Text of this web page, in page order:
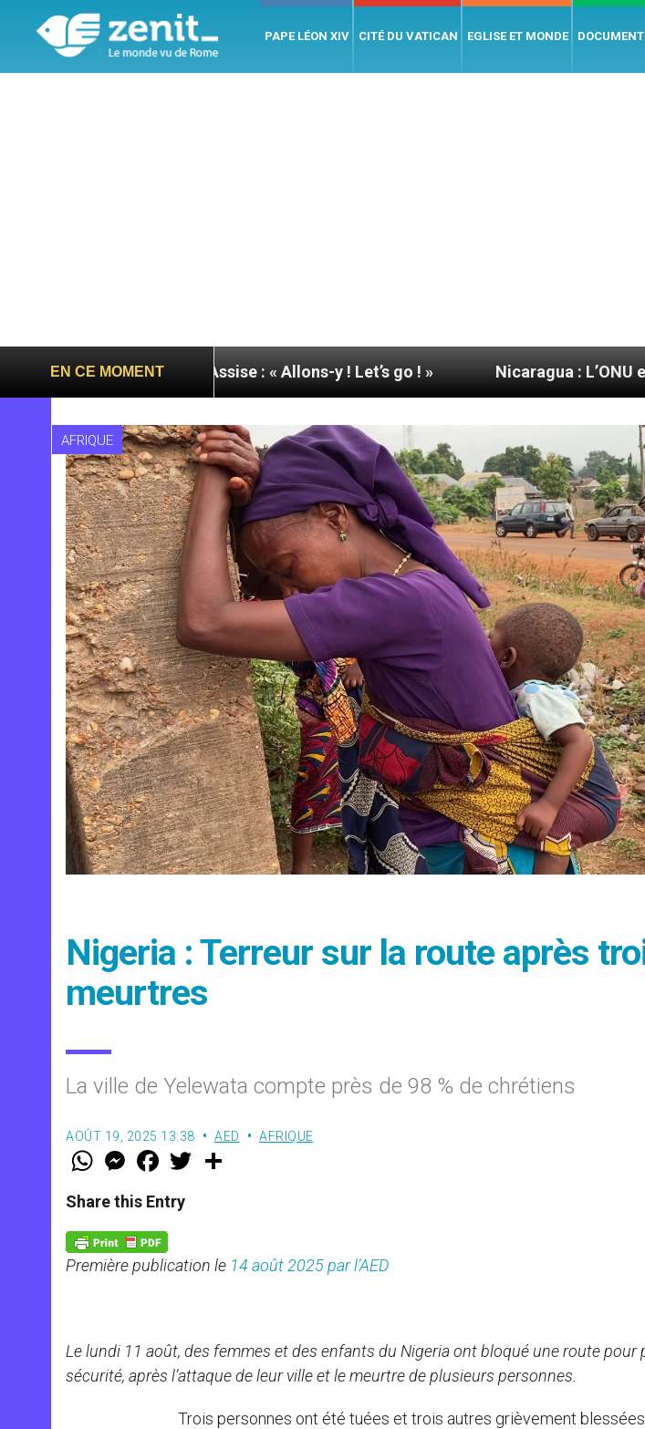
PAPE LÉON XIV CITÉ DU VATICAN EGLISE ET MONDE
EN CE MOMENT
du pape à Assise : « Allons-y ! Let’s go ! » Nicaragua : L’ONU exige des
AFRIQUE
Nigeria : Terreur sur la route après
meurtres
La ville de Yelewata compte près de 98 % de chrétiens
AOÛT 19, 2025 13:38 AED AFRIQUE
W
t
s
p
p
M
e
s
e
g
e
r
F
a
e
b
o
k
w
Share this Entry
Première publication le 14 août 2025 par l’AED
Le lundi 11 août, des femmes et des enfants du Nigeria ont bloqué une route
sécurité, après l’attaque de leur ville et le meurtre de plusieurs personnes.
Trois personnes ont été tuées et trois autres grièvement blessées